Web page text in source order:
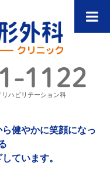
ハビリテーション科
健やかに笑顔になっ
ています。